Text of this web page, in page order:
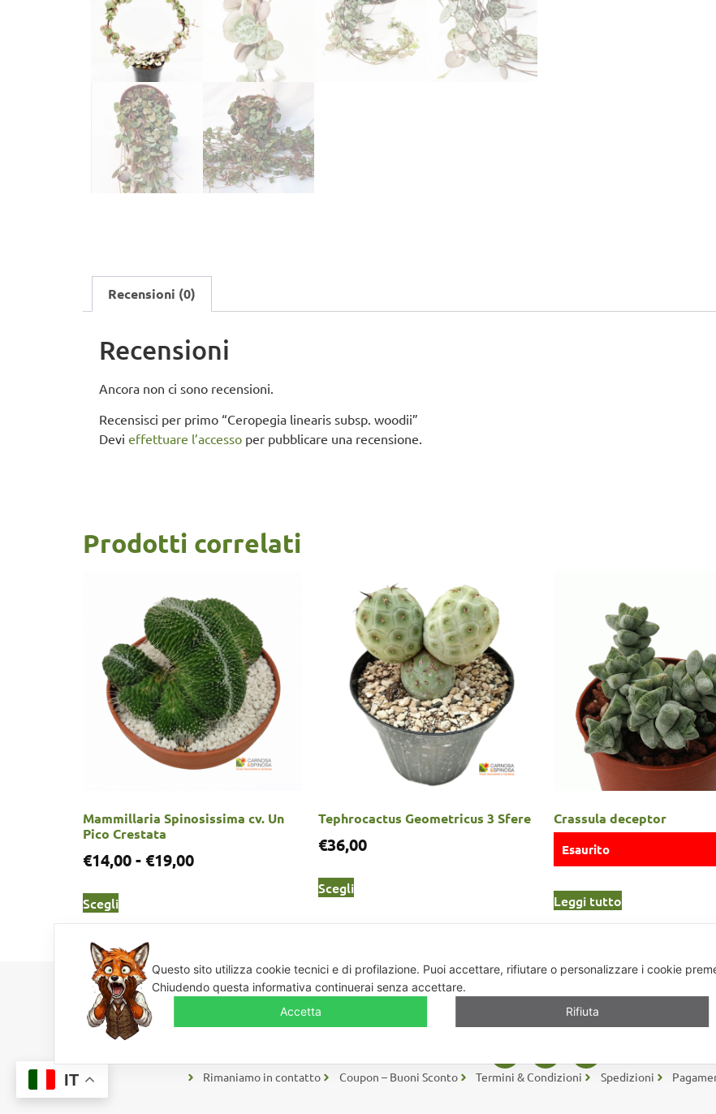
Recensioni (0)
Recensioni
Ancora non ci sono recensioni.
Recensisci per primo “Ceropegia linearis subsp. woodii”
Devi effettuare l’accesso per pubblicare una recensione.
Prodotti correlati
Mammillaria Spinosissima cv. Un
Pico Crestata
€14,00- €19,00
Scegli
Tephrocactus Geometricus 3 Sfere
€36,00
Scegli
Crassula deceptor
Esaurito
Leggi tutto
Piante grasse, succulente e cactacee – Via Teodora Bresciani, 40 – 25080 Manerba BS – P.I.
Rimaniamo in contatto Coupon – Buoni Sconto Termini & Condizioni Spedizioni
IT
Questo sito utilizza cookie tecnici e di profilazione. Puoi accettare, rifiutare o personalizzare i cookie
Chiudendo questa informativa continuerai senza accettare.
Accetta
Rifiuta